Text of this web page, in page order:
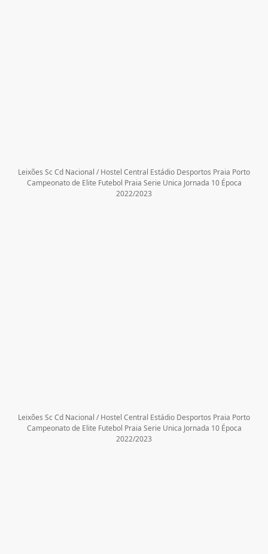
Leixões Sc Cd Nacional / Hostel Central Estádio Desportos Praia Porto
Campeonato de Elite Futebol Praia Serie Unica Jornada 10 Época
2022/2023
Leixões Sc Cd Nacional / Hostel Central Estádio Desportos Praia Porto
Campeonato de Elite Futebol Praia Serie Unica Jornada 10 Época
2022/2023